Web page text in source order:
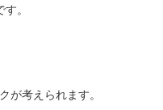
。
が考えられます。